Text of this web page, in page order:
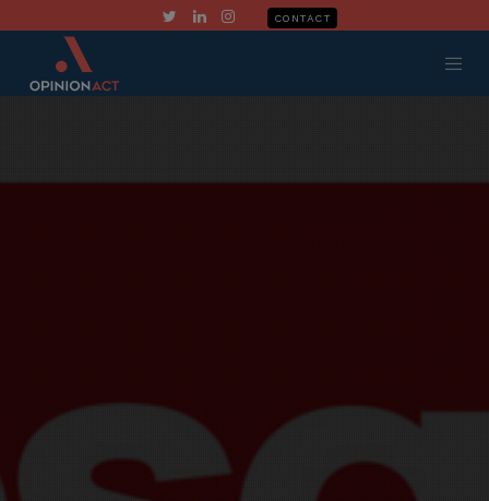
CONTACT